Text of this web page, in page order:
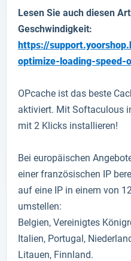
Lesen Sie auch diesen
Geschwindigkeit:
https://
optimize-loading-speed-
OPcache ist das beste
aktiviert. Mit Softaculous
mit 2 Klicks installieren!
Bei europäischen
einer französischen IP
auf eine IP in einem von
umstellen:
Belgien, Vereinigtes
Italien, Portugal,
Litauen, Finnland.